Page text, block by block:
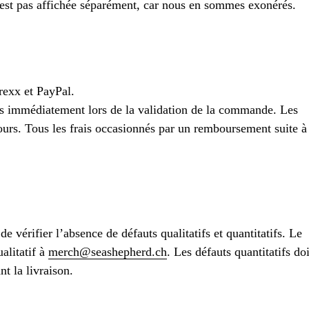
pas affichée séparément, car nous en sommes exonérés.
et PayPal.
immédiatement lors de la validation de la commande. Les
Tous les frais occasionnés par un remboursement suite
vérifier l’absence de défauts qualitatifs et quantitatifs. Le
à merch@seashepherd.ch. Les défauts quantitatifs
la livraison.